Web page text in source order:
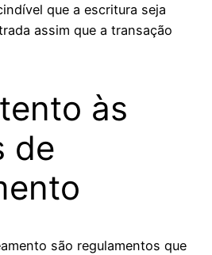
que a escritura seja
assim que a transação
às
de
são regulamentos que